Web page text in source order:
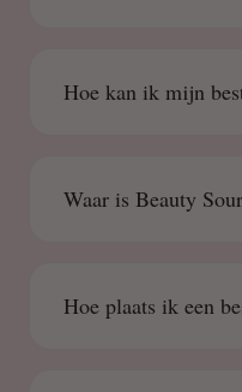
Hoe kan ik mijn
Waar is Beauty
Hoe plaats ik een